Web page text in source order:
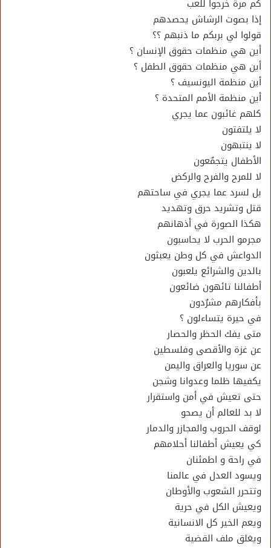
كم مرة خرجوا للعب
إذا بصوت الرشاش يحصدهم
قولوا لي بربكم ما ذنبهم ؟؟
أين هي منظمات حقوق الإنسان ؟
أين هي منظمات حقوق الطفل ؟
أين منظمة اليونسيف ؟
أين منظمة الأمم المتحدة ؟
كلهم غائبون عما يجري
لا يلتفتون
لا ينتبهون
الأطفال يتجمٌعون
لا للمرح والفرح والركض
بل لسرد عما يجري في ساحتهم
قتل وتشريد حرق وتهديد
هكذا الصورة في أذهانهم
مجرمو الحرب لا يحاسبون
الدواعش في كل وطن يعبثون
بالدين والشرائع يلعبون
أطفالنا تائهون ضائعون
بأفكارهم مشرٌدون
في حيرة يتساءلون ؟
متى يفك الحظر والحصار
عن غزة والأقصى وفلسطين
عن سوريا والعراق واليمن
يكفيها ظلما وعدوانا وشجن
حتى تعيش في أمن واستقرار
لا بد للعالم أن يصحو
لوقف الحروب والمجازر والدمار
كي يعيش أطفالنا أحلامهم
في راحة و اطمئنان
ويسود العدل في عالمنا
وتتحرر الشعوب والأوطان
ويعيش الكل في حرية
ويعم الخير كل الانسانية
ويغلق ملف القضية